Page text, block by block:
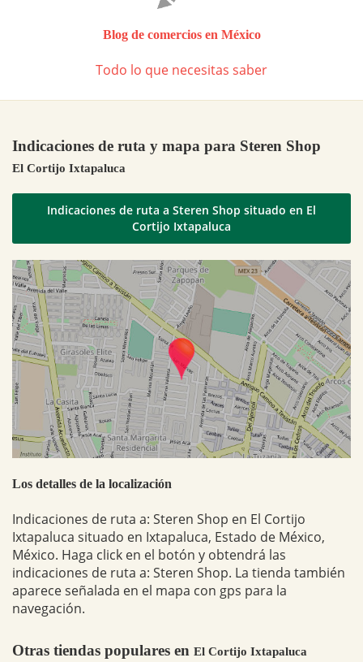
Blog de comercios en México
Todo lo que necesitas saber
Indicaciones de ruta y mapa para Steren Shop
El Cortijo Ixtapaluca
Indicaciones de ruta a Steren Shop situado en El
Cortijo Ixtapaluca
Los detalles de la localización
Indicaciones de ruta a: Steren Shop en El Cortijo
Ixtapaluca situado en Ixtapaluca, Estado de México,
México. Haga click en el botón y obtendrá las
indicaciones de ruta a: Steren Shop. La tienda también
aparece señalada en el mapa con gps para la
navegación.
Otras tiendas populares en El Cortijo Ixtapaluca